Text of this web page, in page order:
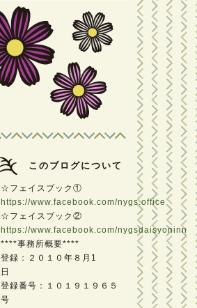
このブログについて
☆フェイスブック①
https://www.facebook.com/nygs.office
☆フェイスブック②
https://www.facebook.com/nygsdaisyoninn
****事務所概要****
登録：２０１０年８月1
日
登録番号：１０１９１９６５
号